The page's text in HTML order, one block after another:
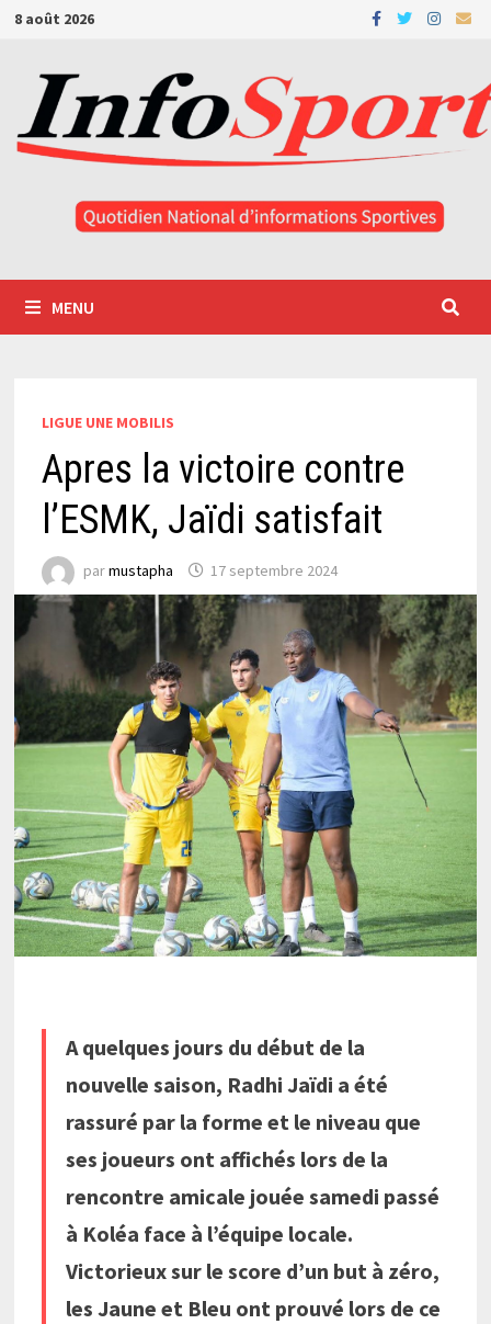
Passer
contenu
8 août 2026
MENU
LIGUE UNE MOBILIS
Apres la victoire contre
l’ESMK, Jaïdi satisfait
parmustapha 17 septembre 2024
A quelques jours du début de la
nouvelle saison, Radhi Jaïdi a été
rassuré par la forme et le niveau que
ses joueurs ont affichés lors de la
rencontre amicale jouée samedi passé
à Koléa face à l’équipe locale.
Victorieux sur le score d’un but à zéro,
les Jaune et Bleu ont prouvé lors de ce